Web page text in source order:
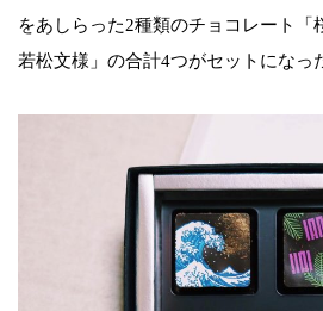
をあしらった2種類のチョコレート「
若松文様」の合計4つがセットになっ